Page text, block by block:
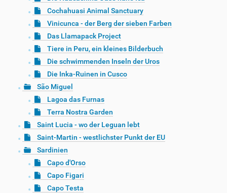
Cochahuasi Animal Sanctuary
Vinicunca - der Berg der sieben Farben
Das Llamapack Project
Tiere in Peru, ein kleines Bilderbuch
Die schwimmenden Inseln der Uros
Die Inka-Ruinen in Cusco
São Miguel
Lagoa das Furnas
Terra Nostra Garden
Saint Lucia - wo der Leguan lebt
Saint-Martin - westlichster Punkt der EU
Sardinien
Capo d'Orso
Capo Figari
Capo Testa